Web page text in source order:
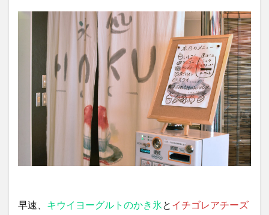
早速、 キウイヨーグルトのかき氷と イチゴレアチーズ